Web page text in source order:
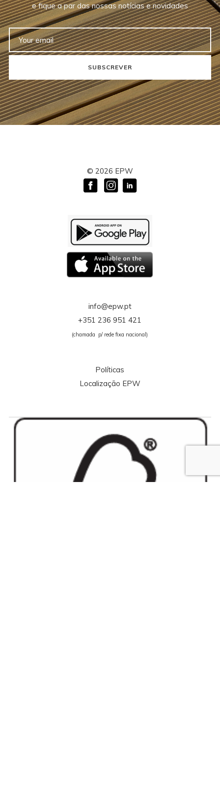
e fique a par das nossas notícias e novidades
SUBSCREVER
© 2026 EPW
info@epw.pt
+351 236 951 421
(chamada p/ rede fixa nacional)
Políticas
Localização EPW